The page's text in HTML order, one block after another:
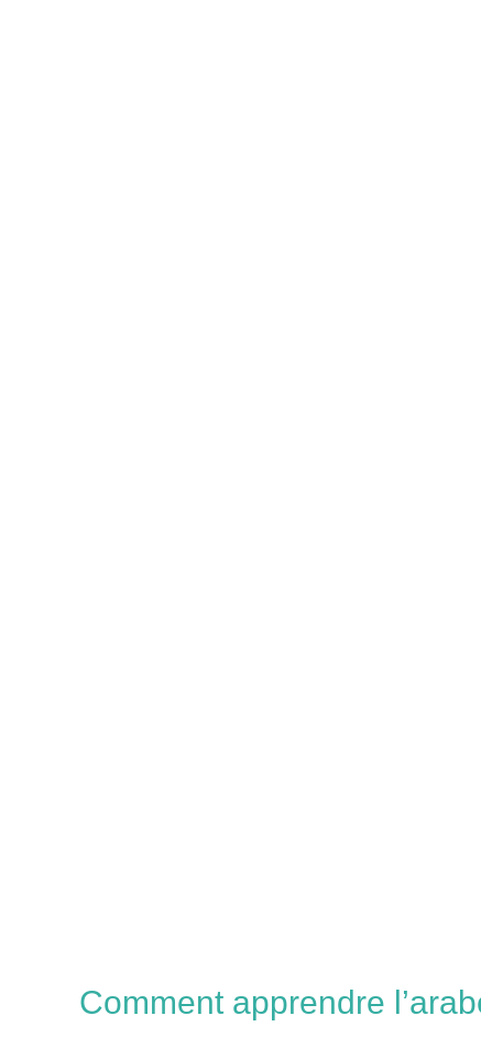
Comment apprendre